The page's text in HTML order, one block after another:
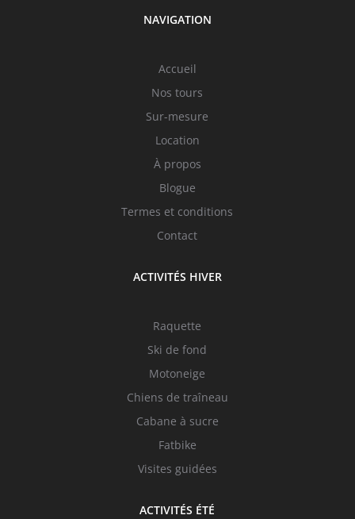
NAVIGATION
Accueil
Nos tours
Sur-mesure
Location
À propos
Blogue
Termes et conditions
Contact
ACTIVITÉS HIVER
Raquette
Ski de fond
Motoneige
Chiens de traîneau
Cabane à sucre
Fatbike
Visites guidées
ACTIVITÉS ÉTÉ